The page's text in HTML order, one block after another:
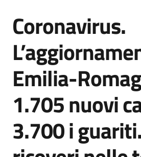
comunicato
Risorse
Agenzia
di
informazione
Salta al contenuto
Coronavirus.
Emilia-
1.705 nuovi
3.700 i